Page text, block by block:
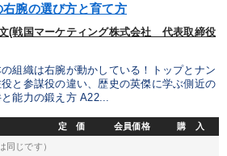
右腕の選び方と育て方
(戦国マーケティング株式会社 代表取締役
組織は右腕が動かしている！トップとナン
と参謀役の違い、歴史の英傑に学ぶ側近の
能力の鍛え方 A22...
定 価 会員価格 購 入
同じです）